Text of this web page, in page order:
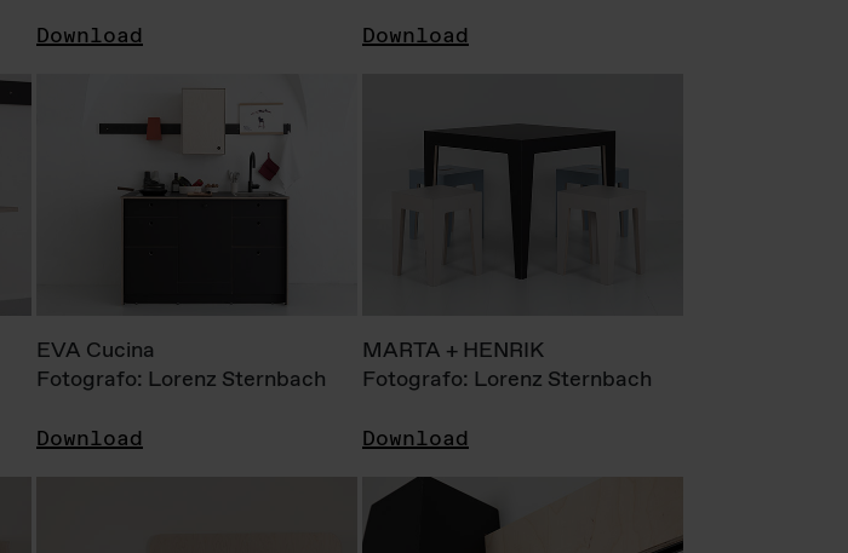
Download Download
EVA Cucina
Fotografo: Lorenz Sternbach
Download
MARTA + HENRIK
Fotografo: Lorenz Sternbach
Download